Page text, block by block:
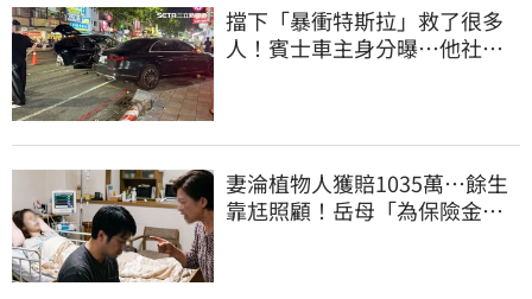
擋下「暴衝特斯拉」救了很多
人！賓士車主身分曝…他社群
妻淪植物人獲賠1035萬…餘生
靠尪照顧！岳母「為保險金開